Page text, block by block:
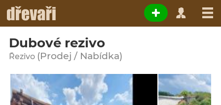
Dubové rezivo
Řezivo (Prodej / Nabídka)